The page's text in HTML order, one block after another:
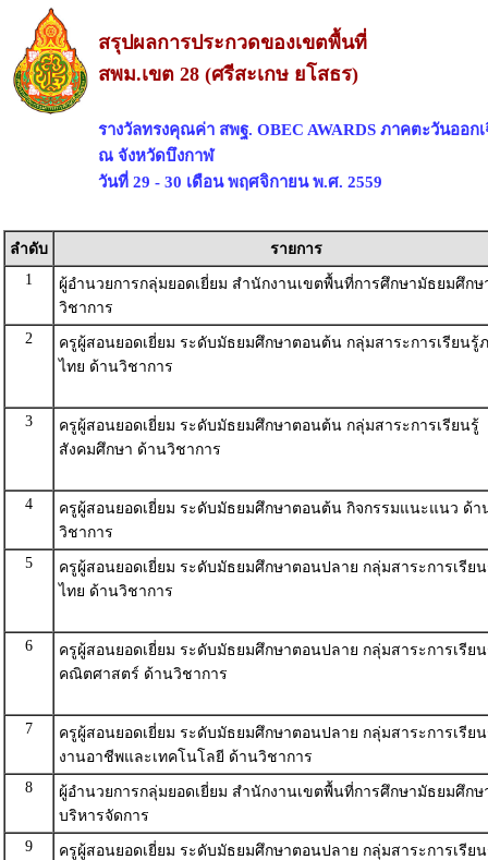
สรุปผลการประกวดของเขตพื้นที่
สพม.เขต 28 (ศรีสะเกษ ยโสธร)
รางวัลทรงคุณค่า สพฐ. OBEC AWARDS ภาคตะวันออก
ณ จังหวัดบึงกาฬ
วันที่ 29 - 30 เดือน พฤศจิกายน พ.ศ. 2559
ลำดับ
รายการ
1
ผู้อำนวยการกลุ่มยอดเยี่ยม สำนักงานเขตพื้นที่การศึกษามัธยมศึก
วิชาการ
2
ครูผู้สอนยอดเยี่ยม ระดับมัธยมศึกษาตอนต้น กลุ่มสาระการเรียนรู้
ไทย ด้านวิชาการ
3
ครูผู้สอนยอดเยี่ยม ระดับมัธยมศึกษาตอนต้น กลุ่มสาระการเรียนรู้
สังคมศึกษา ด้านวิชาการ
4
ครูผู้สอนยอดเยี่ยม ระดับมัธยมศึกษาตอนต้น กิจกรรมแนะแนว ด้า
วิชาการ
5
ครูผู้สอนยอดเยี่ยม ระดับมัธยมศึกษาตอนปลาย กลุ่มสาระการเรีย
ไทย ด้านวิชาการ
6
ครูผู้สอนยอดเยี่ยม ระดับมัธยมศึกษาตอนปลาย กลุ่มสาระการเรีย
คณิตศาสตร์ ด้านวิชาการ
7
ครูผู้สอนยอดเยี่ยม ระดับมัธยมศึกษาตอนปลาย กลุ่มสาระการเรีย
งานอาชีพและเทคโนโลยี ด้านวิชาการ
8
ผู้อำนวยการกลุ่มยอดเยี่ยม สำนักงานเขตพื้นที่การศึกษามัธยมศึก
บริหารจัดการ
9
ครูผู้สอนยอดเยี่ยม ระดับมัธยมศึกษาตอนปลาย กลุ่มสาระการเรีย